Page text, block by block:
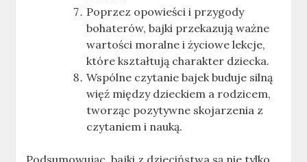
Poprzez opowieści i przygody
bohaterów, bajki przekazują ważne
wartości moralne i życiowe lekcje,
które kształtują charakter dziecka.
Wspólne czytanie bajek buduje silną
więź między dzieckiem a rodzicem,
tworząc pozytywne skojarzenia z
czytaniem i nauką.